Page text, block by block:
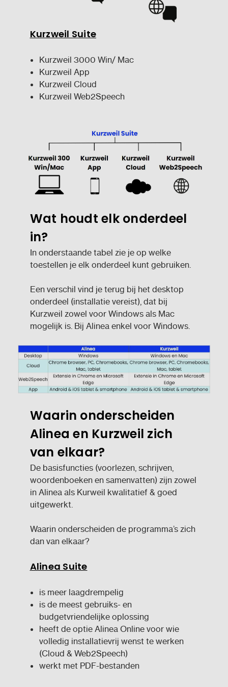
Kurzweil Suite
Kurzweil 3000 Win/ Mac
Kurzweil App
Kurzweil Cloud
Kurzweil Web2Speech
Wat houdt elk onderdeel
in?
In onderstaande tabel zie je op welke
toestellen je elk onderdeel kunt gebruiken.
Een verschil vind je terug bij het desktop
onderdeel (installatie vereist), dat bij
Kurzweil zowel voor Windows als Mac
mogelijk is. Bij Alinea enkel voor Windows.
Waarin onderscheiden
Alinea en Kurzweil zich
van elkaar?
De basisfuncties (voorlezen, schrijven,
woordenboeken en samenvatten) zijn zowel
in Alinea als Kurweil kwalitatief & goed
uitgewerkt.
Waarin onderscheiden de programma’s zich
dan van elkaar?
Alinea Suite
is meer laagdrempelig
is de meest gebruiks- en
budgetvriendelijke oplossing
heeft de optie Alinea Online voor wie
volledig installatievrij wenst te werken
(Cloud & Web2Speech)
werkt met PDF-bestanden